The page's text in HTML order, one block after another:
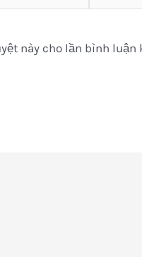
này cho lần bình luận